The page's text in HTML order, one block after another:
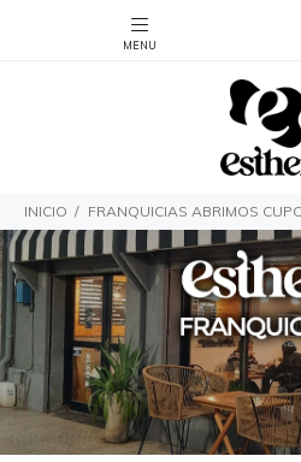
INICIO FRANQUICIAS ABRIMOS